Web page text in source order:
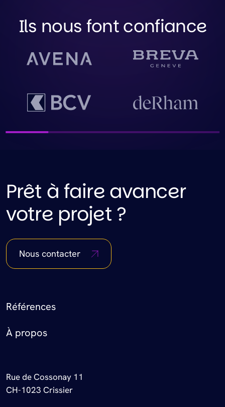
Ils nous font confiance
Prêt à faire avancer
votre projet ?
Nous contacter
Références
À propos
Rue de Cossonay 11
CH-1023 Crissier